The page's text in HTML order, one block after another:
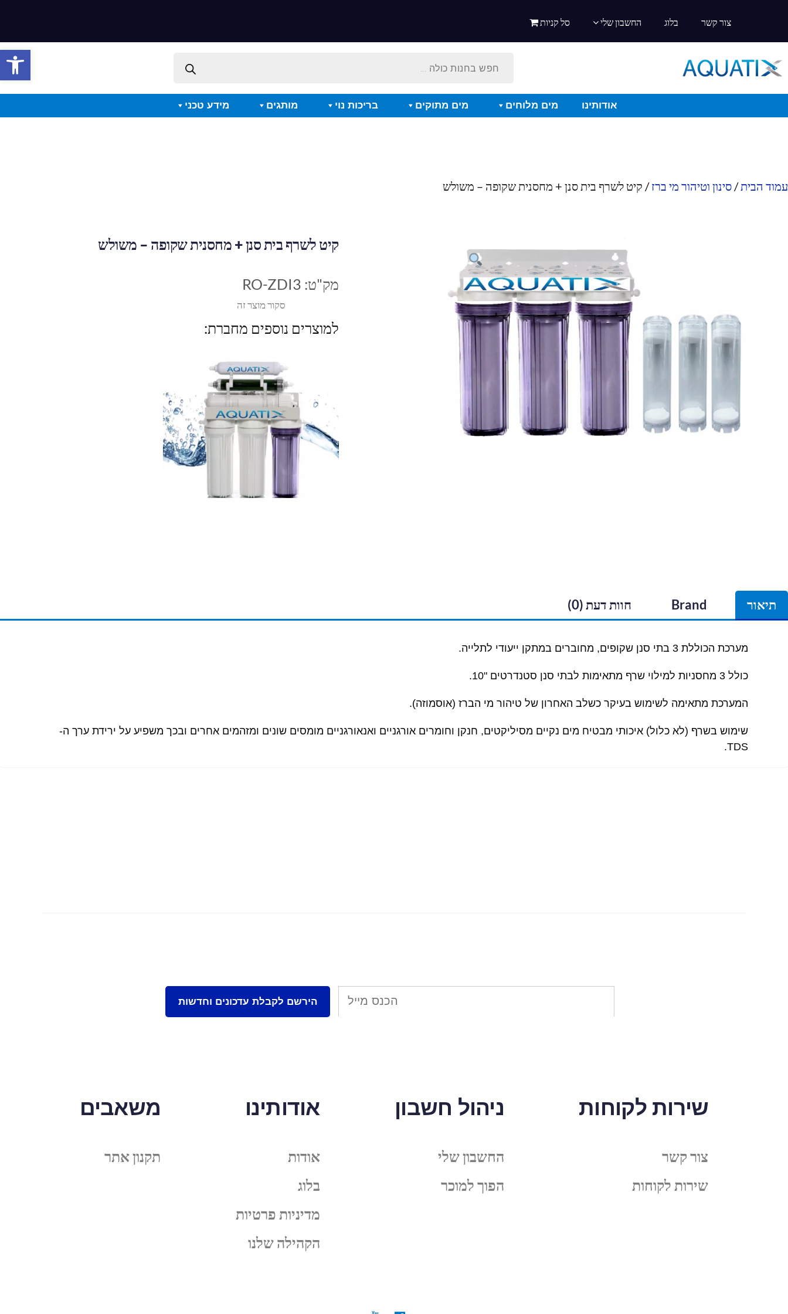
פתח
צור קשר בלוג החשבון שלי סל קניות
אודותינו מים מלוחים מים מתוקים בריכות נוי מותגים מידע טכני
עמוד הבית/סינון וטיהור מי ברז/ קיט לשרף בית סנן + מחסנית שקופה – משולש
קיט לשרף בית סנן + מחסנית שקופה – משולש
סקור מוצר זה
מק"ט: RO-ZDI3
למוצרים נוספים מחברת:
תיאור Brand חוות דעת (0)
מערכת הכוללת 3 בתי סנן שקופים, מחוברים במתקן ייעודי לתלייה.
כולל 3 מחסניות למילוי שרף מתאימות לבתי סנן סטנדרטים "10.
המערכת מתאימה לשימוש בעיקר כשלב האחרון של טיהור מי הברז (אוסמוזה).
שימוש בשרף (לא כלול) איכותי מבטיח מים נקיים מסיליקטים, חנקן וחומרים אורגניים ואנאורגניים מומסים שונים ומזהמים אחרים ובכך משפיע על ירידת ערך ה-
TDS.
שירות לקוחות
צור קשר
שירות לקוחות
ניהול חשבון
החשבון שלי
הפוך למוכר
אודותינו
אודות
בלוג
מדיניות פרטיות
הקהילה שלנו
משאבים
תקנון אתר